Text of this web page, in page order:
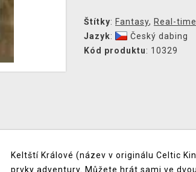
Štítky: Fantasy, Real-
Jazyk:
Český dabing
Kód produktu: 10329
Keltští Králové (název v originálu Celtic
prvky adventury. Můžete hrát sami ve